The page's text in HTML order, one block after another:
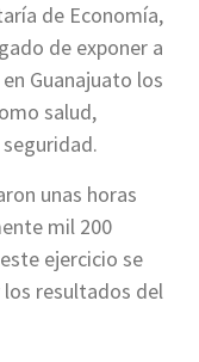
de Economía,
de exponer a
Guanajuato los
salud,
unas horas
mil 200
ejercicio se
los resultados del